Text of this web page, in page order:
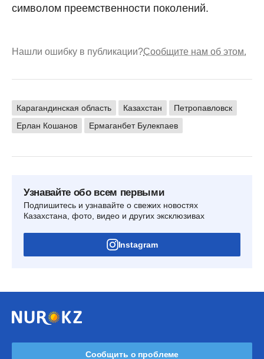
символом преемственности поколений.
Нашли ошибку в публикации?Сообщите нам об этом.
Карагандинская область Казахстан
Петропавловск
Ерлан Кошанов
Ермаганбет Булекпаев
Узнавайте обо всем первыми
Подпишитесь и узнавайте о свежих новостях
Казахстана, фото, видео и других эксклюзивах
Instagram
Сообщить о проблеме